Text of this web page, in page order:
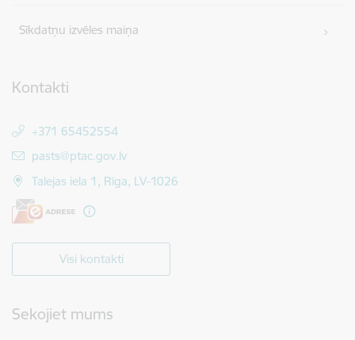
Sīkdatņu izvēles maiņa
Kontakti
+371 65452554
E-pasts:
pasts@ptac.gov.lv
Talejas iela 1, Rīga, LV-1026
Visi kontakti
Sekojiet mums